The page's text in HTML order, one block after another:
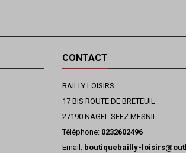
CONTACT
BAILLY LOISIRS
17 BIS ROUTE DE BRETEUIL
27190 NAGEL SEEZ MESNIL
Téléphone: 0232602496
Email: boutiquebailly-